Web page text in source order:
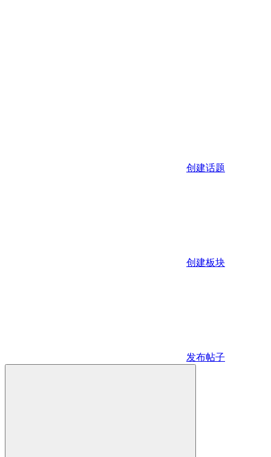
创建话题
创建板块
发布帖子